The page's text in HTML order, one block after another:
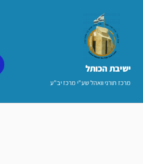
ישיבת הכותל​
מרכז תורני וואהל שע"י מרכז יב"ע